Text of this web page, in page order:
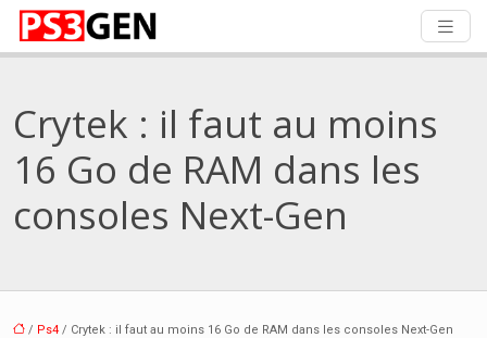
Crytek : il faut au moins
16 Go de RAM dans les
consoles Next-Gen
/ Ps4 / Crytek : il faut au moins 16 Go de RAM dans les consoles Next-Gen